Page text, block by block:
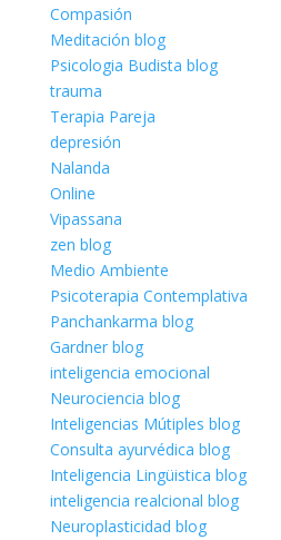
Compasión
Meditación blog
Psicologia Budista blog
trauma
Terapia Pareja
depresión
Nalanda
Online
Vipassana
zen blog
Medio Ambiente
Psicoterapia Contemplativa
Panchankarma blog
Gardner blog
inteligencia emocional
Neurociencia blog
Inteligencias Mútiples blog
Consulta ayurvédica blog
Inteligencia Lingüistica blog
inteligencia realcional blog
Neuroplasticidad blog